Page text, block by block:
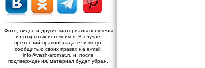
Фото, видео и другие материалы получены
из открытых источников. В случае
претензий правообладатели могут
сообщить о своих правах на e-mail:
info@vash-aromat.ru и, после
подтверждения, материал будет убран.